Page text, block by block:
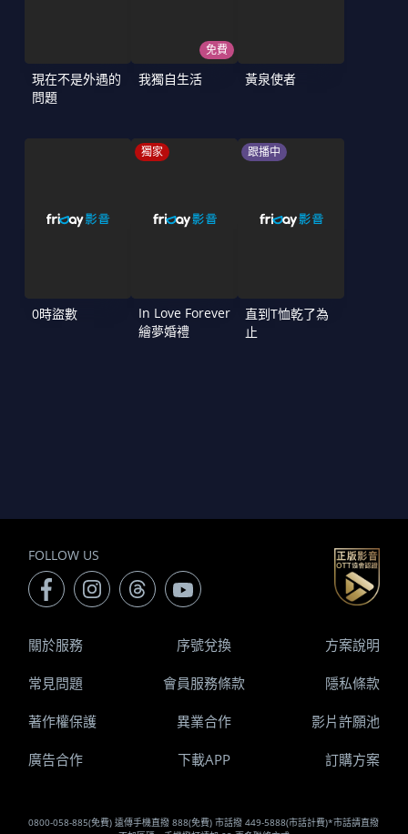
現在不是外遇的
問題
免費
我獨自生活 黃泉使者
0時盜數
獨家
In Love Forever
繪夢婚禮
跟播中
直到T恤乾了為
止
FOLLOW US
0800-058-885(免費) 遠傳手機直撥 888(免費) 市話撥 449-5888(市話計費)*市話請直撥
關於服務 序號兌換 方案說明
常見問題 會員服務條款 隱私條款
著作權保護 異業合作 影片許願池
廣告合作 下載APP 訂購方案